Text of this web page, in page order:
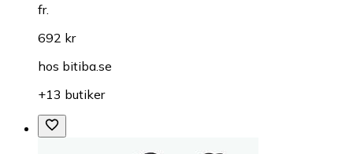
fr.
692 kr
hos bitiba.se
+13 butiker